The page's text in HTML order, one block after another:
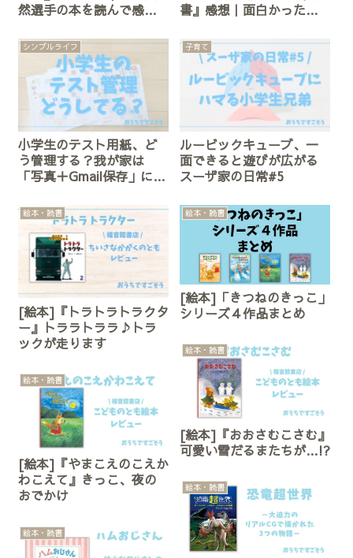
然選手の本を読んで感じ
書』感想｜面白かったポ
シンプルライフ
小学生のテスト用紙、ど
う管理する？我が家は
「写真＋Gmail保存」に落
子育て
ルービックキューブ、一
面できると遊びが広がる
スーザ家の日常#5
絵本・読書
[絵本]『トラトラトラクタ
ー』トララトララ♪トラ
ックが走ります
絵本・読書
[絵本]「きつねのきっこ」
シリーズ４作品まとめ
絵本・読書
[絵本]『おおさむこさむ』
可愛い雪だるまたちが…!?
絵本・読書
[絵本]『やまこえのこえか
わこえて』きっこ、夜の
おでかけ
絵本・読書
絵本・読書